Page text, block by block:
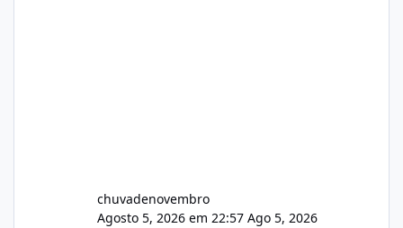
chuvadenovembro
Agosto 5, 2026 em 22:57 Ago 5, 2026